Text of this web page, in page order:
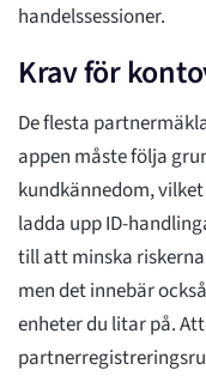
handelssessioner.
Krav för
De flesta
appen måste följa
kundkännedom,
ladda upp ID-
till att minska
men det innebär
enheter du litar på.